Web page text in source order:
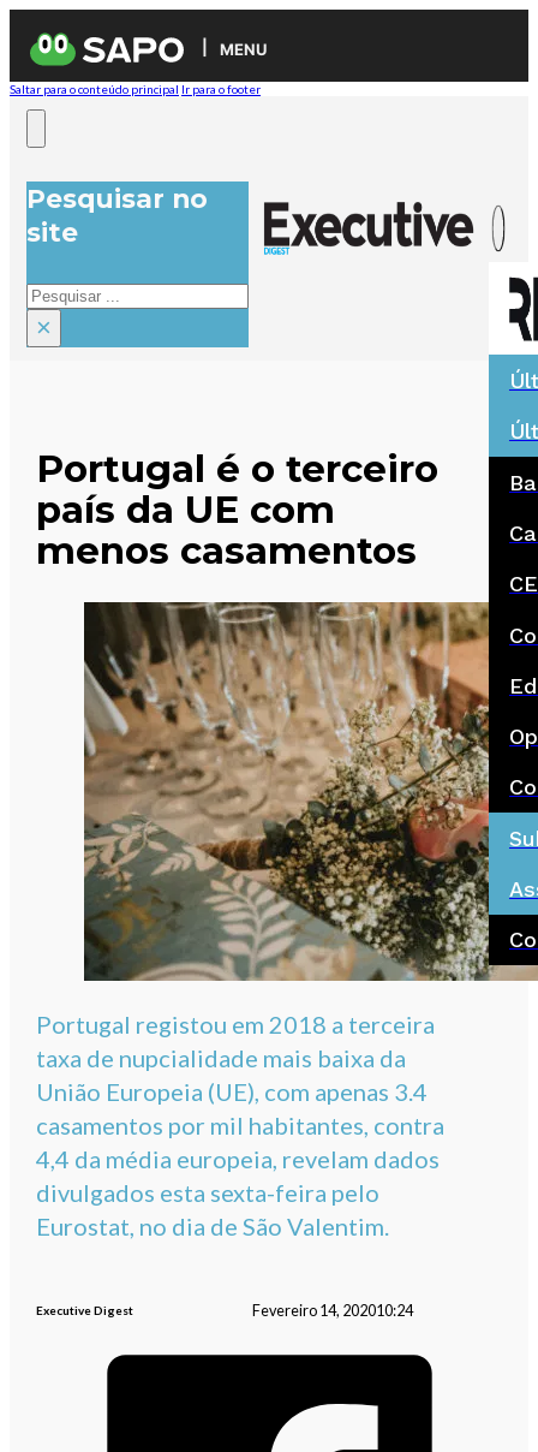
MENU
Saltar para o conteúdo principal Ir para o footer
Pesquisar no
site
Pesquisar
×
Portugal é o terceiro
país da UE com
menos casamentos
Portugal registou em 2018 a terceira
taxa de nupcialidade mais baixa da
União Europeia (UE), com apenas 3.4
casamentos por mil habitantes, contra
4,4 da média europeia, revelam dados
divulgados esta sexta-feira pelo
Eurostat, no dia de São Valentim.
Executive Digest Fevereiro 14, 202010:24